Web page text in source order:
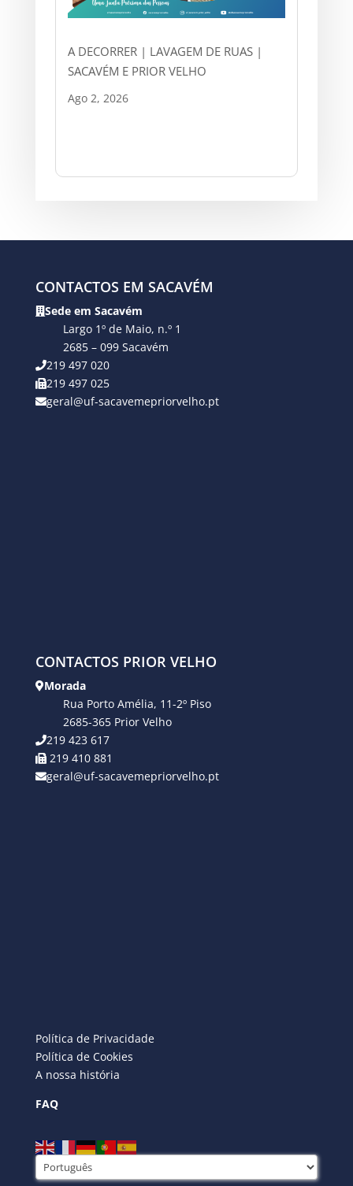
A DECORRER | LAVAGEM DE RUAS |
SACAVÉM E PRIOR VELHO
Ago 2, 2026
CONTACTOS EM SACAVÉM
Sede em Sacavém
Largo 1º de Maio, n.º 1
2685 – 099 Sacavém
219 497 020
219 497 025
geral@uf-sacavemepriorvelho.pt
CONTACTOS PRIOR VELHO
Morada
Rua Porto Amélia, 11-2º Piso
2685-365 Prior Velho
219 423 617
219 410 881
geral@uf-sacavemepriorvelho.pt
Política de Privacidade
Política de Cookies
A nossa história
FAQ